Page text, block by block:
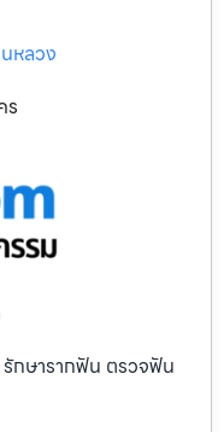
หลวง
ร
กษารากฟัน ตรวจฟัน